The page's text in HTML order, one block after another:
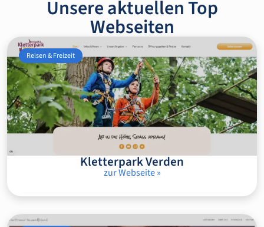
Unsere aktuellen Top
Webseiten
Reisen & Freizeit
Kletterpark Verden
zur Webseite »